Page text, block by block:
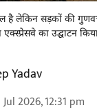
है लेकिन सड़कों की
एक्स्प्रेसवे का उद्घाटन
Yadav
2026, 12:31 pm